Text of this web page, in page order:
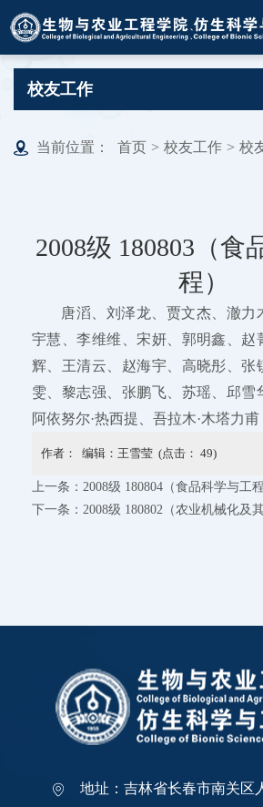
校友工作
当前位置： 首页 > 校友工作 > 校
2008级 180803（食
程）
唐滔、刘泽龙、贾文杰、澈力
宇慧、李维维、宋妍、郭明鑫、赵
辉、王清云、赵海宇、高晓彤、张
雯、黎志强、张鹏飞、苏瑶、邱雪
阿依努尔·热西提、吾拉木·木塔力甫
作者： 编辑：王雪莹 (点击： 49)
上一条： 2008级 180804（食品科学与工程
下一条： 2008级 180802（农业机械化及
地址：吉林省长春市南关区